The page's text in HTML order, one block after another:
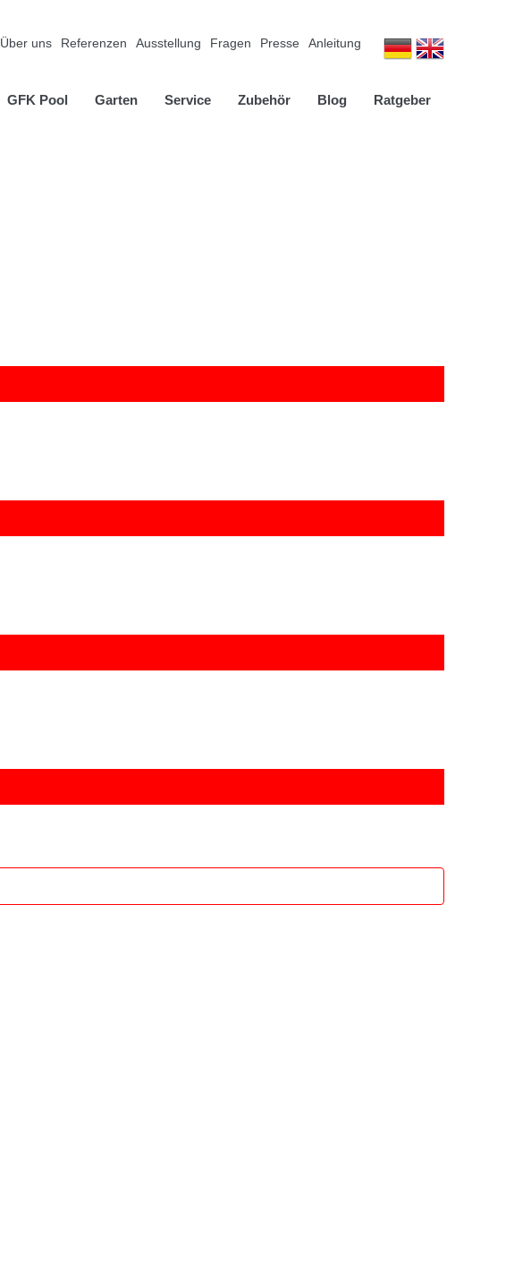
GFK Pool Garten Service Zubehör Blog Ratgeber
Über uns Referenzen Ausstellung Fragen Presse Anleitung